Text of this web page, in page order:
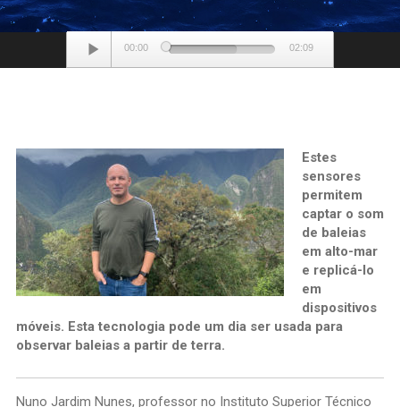
Audio
Player
00:00 02:09
Estes
sensores
permitem
captar o som
de baleias
em alto-mar
e replicá-lo
em
dispositivos
móveis. Esta tecnologia pode um dia ser usada para
observar baleias a partir de terra.
Nuno Jardim Nunes, professor no Instituto Superior Técnico